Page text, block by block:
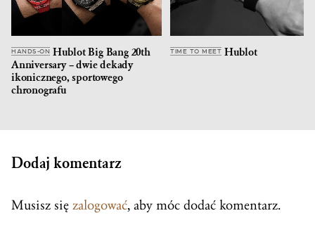
HANDS-ON Hublot Big Bang 20th
Anniversary – dwie dekady
ikonicznego, sportowego
chronografu
TIME TO MEET Hublot
Dodaj komentarz
Musisz się zalogować, aby móc dodać komentarz.